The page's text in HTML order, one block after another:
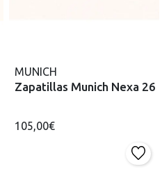
MUNICH
Zapatillas Munich Nexa 26
105,00€